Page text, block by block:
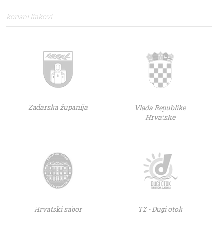
korisni linkovi
Zadarska županija
Vlada Republike
Hrvatske
Hrvatski sabor TZ - Dugi otok